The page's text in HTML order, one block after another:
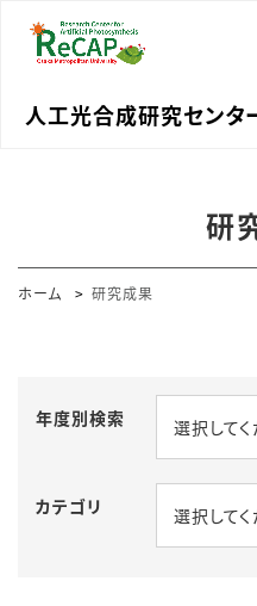
人工光合成研究センタ
研
ホーム 研究成果
年度別検索 選択して
カテゴリ 選択して